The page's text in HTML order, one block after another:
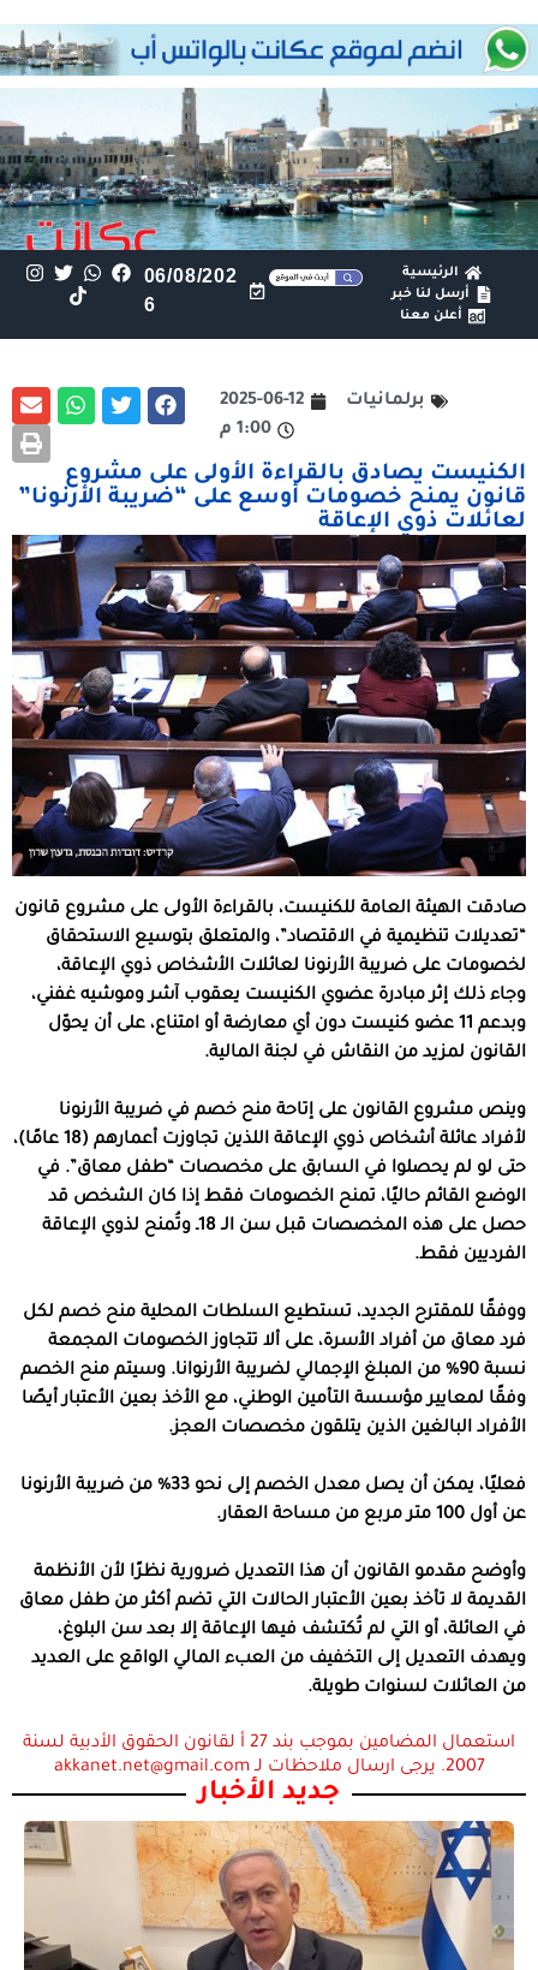
الرئيسية
أرسل لنا خبر
أعلن معنا
06/08/202
6
برلمانيات
2025-06-12
1:00 م
الكنيست يصادق بالقراءة الأولى على مشروع
قانون يمنح خصومات أوسع على “ضريبة الأرنونا”
لعائلات ذوي الإعاقة
صادقت الهيئة العامة للكنيست، بالقراءة الأولى على مشروع قانون
“تعديلات تنظيمية في الاقتصاد”، والمتعلق بتوسيع الاستحقاق
لخصومات على ضريبة الأرنونا لعائلات الأشخاص ذوي الإعاقة،
وجاء ذلك إثر مبادرة عضوي الكنيست يعقوب آشر وموشيه غفني،
وبدعم 11 عضو كنيست دون أي معارضة أو امتناع، على أن يحوّل
القانون لمزيد من النقاش في لجنة المالية.
وينص مشروع القانون على إتاحة منح خصم في ضريبة الأرنونا
لأفراد عائلة أشخاص ذوي الإعاقة اللذين تجاوزت أعمارهم (18 عامًا)،
حتى لو لم يحصلوا في السابق على مخصصات “طفل معاق”. في
الوضع القائم حاليًا، تمنح الخصومات فقط إذا كان الشخص قد
حصل على هذه المخصصات قبل سن الـ 18ـ وتُمنح لذوي الإعاقة
الفرديين فقط.
ووفقًا للمقترح الجديد، تستطيع السلطات المحلية منح خصم لكل
فرد معاق من أفراد الأسرة، على ألا تتجاوز الخصومات المجمعة
نسبة 90% من المبلغ الإجمالي لضريبة الأرنوانا. وسيتم منح الخصم
وفقًا لمعايير مؤسسة التأمين الوطني، مع الأخذ بعين الأعتبار أيصًا
الأفراد البالغين الذين يتلقون مخصصات العجز.
فعليًا، يمكن أن يصل معدل الخصم إلى نحو 33% من ضريبة الأرنونا
عن أول 100 متر مربع من مساحة العقار.
وأوضح مقدمو القانون أن هذا التعديل ضرورية نظرًا لأن الأنظمة
القديمة لا تأخذ بعين الأعتبار الحالات التي تضم أكثر من طفل معاق
في العائلة، أو التي لم تُكتشف فيها الإعاقة إلا بعد سن البلوغ،
ويهدف التعديل إلى التخفيف من العبء المالي الواقع على العديد
من العائلات لسنوات طويلة.
استعمال المضامين بموجب بند 27 أ لقانون الحقوق الأدبية لسنة
2007. يرجى ارسال ملاحظات لـ akkanet.net@gmail.com
جديد الأخبار